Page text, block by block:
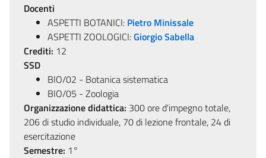
Docenti
ASPETTI BOTANICI: Pietro Minissale
ASPETTI ZOOLOGICI:Giorgio Sabella
Crediti: 12
SSD
BIO/02 - Botanica sistematica
BIO/05 - Zoologia
Organizzazione didattica: 300 ore d'impegno totale,
206 di studio individuale, 70 di lezione frontale, 24 di
esercitazione
Semestre: 1°